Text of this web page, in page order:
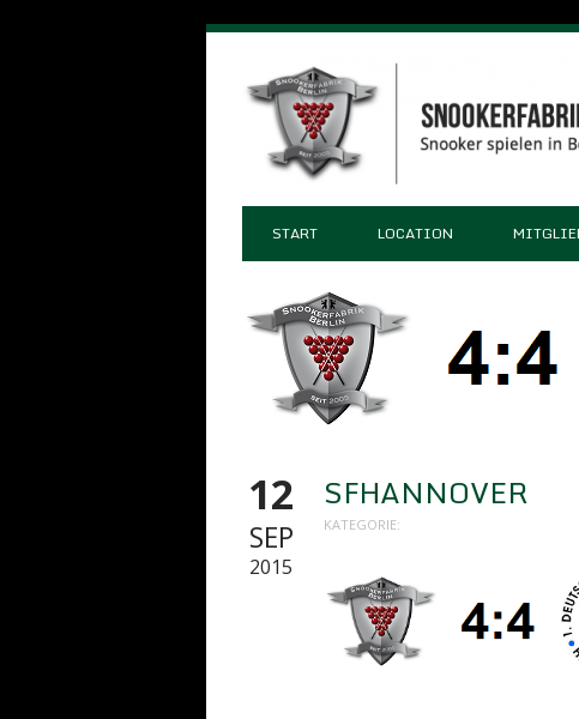
START LOCATION
12
SEP
2015
SFHANNOVER
KATEGORIE: